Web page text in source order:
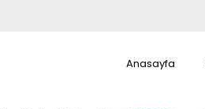
Anasayfa